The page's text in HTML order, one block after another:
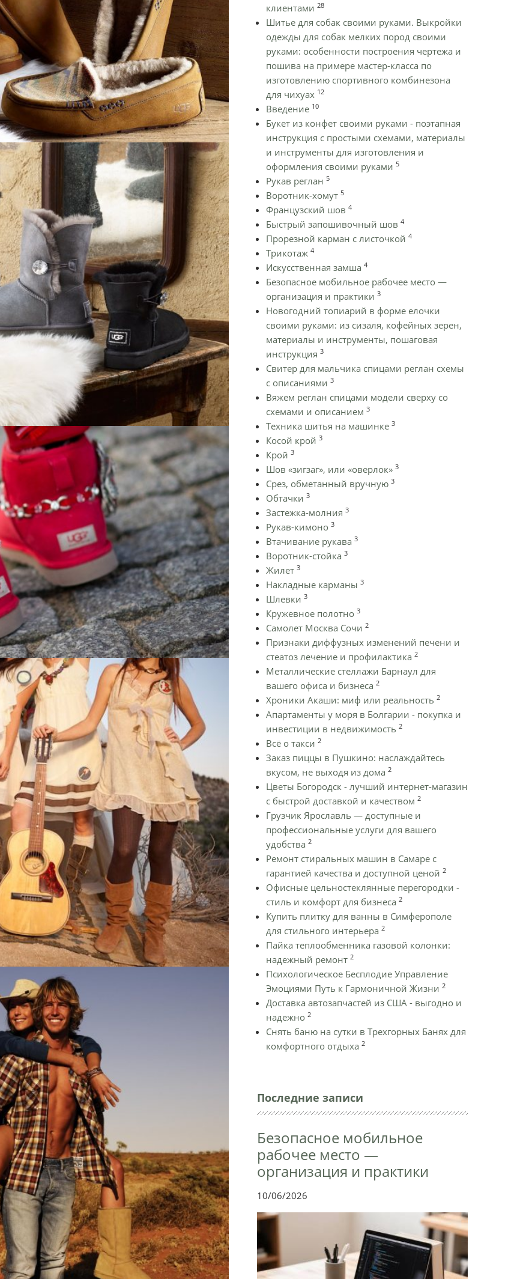
клиентами 28
Шитье для собак своими руками. Выкройки
одежды для собак мелких пород своими
руками: особенности построения чертежа и
пошива на примере мастер-класса по
изготовлению спортивного комбинезона
для чихуах 12
Введение 10
Букет из конфет своими руками - поэтапная
инструкция с простыми схемами, материалы
и инструменты для изготовления и
оформления своими руками 5
Рукав реглан 5
Воротник-хомут 5
Французский шов 4
Быстрый запошивочный шов 4
Прорезной карман с листочкой 4
Трикотаж 4
Искусственная замша 4
Безопасное мобильное рабочее место —
организация и практики 3
Новогодний топиарий в форме елочки
своими руками: из сизаля, кофейных зерен,
материалы и инструменты, пошаговая
инструкция 3
Cвитер для мальчика спицами реглан схемы
с описаниями 3
Вяжем реглан спицами модели сверху со
схемами и описанием 3
Техника шитья на машинке 3
Косой крой 3
Крой 3
Шов «зигзаг», или «оверлок» 3
Срез, обметанный вручную 3
Обтачки 3
Застежка-молния 3
Рукав-кимоно 3
Втачивание рукава 3
Воротник-стойка 3
Жилет 3
Накладные карманы 3
Шлевки 3
Кружевное полотно 3
Самолет Москва Сочи 2
Признаки диффузных изменений печени и
стеатоз лечение и профилактика 2
Металлические стеллажи Барнаул для
вашего офиса и бизнеса 2
Хроники Акаши: миф или реальность 2
Апартаменты у моря в Болгарии - покупка и
инвестиции в недвижимость 2
Всё о такси 2
Заказ пиццы в Пушкино: наслаждайтесь
вкусом, не выходя из дома 2
Цветы Богородск - лучший интернет-магазин
с быстрой доставкой и качеством 2
Грузчик Ярославль — доступные и
профессиональные услуги для вашего
удобства 2
Ремонт стиральных машин в Самаре с
гарантией качества и доступной ценой 2
Офисные цельностеклянные перегородки -
стиль и комфорт для бизнеса 2
Купить плитку для ванны в Симферополе
для стильного интерьера 2
Пайка теплообменника газовой колонки:
надежный ремонт 2
Психологическое Бесплодие Управление
Эмоциями Путь к Гармоничной Жизни 2
Доставка автозапчастей из США - выгодно и
надежно 2
Снять баню на сутки в Трехгорных Банях для
комфортного отдыха 2
Последние записи
Безопасное мобильное
рабочее место —
организация и практики
10/06/2026